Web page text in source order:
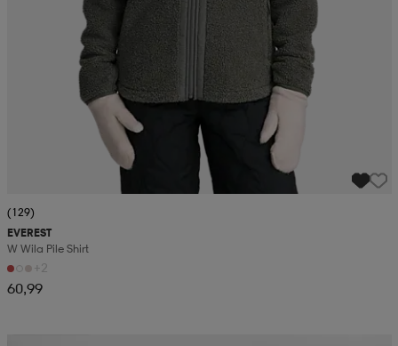
(129)
EVEREST
W Wila Pile Shirt
+2
60,99